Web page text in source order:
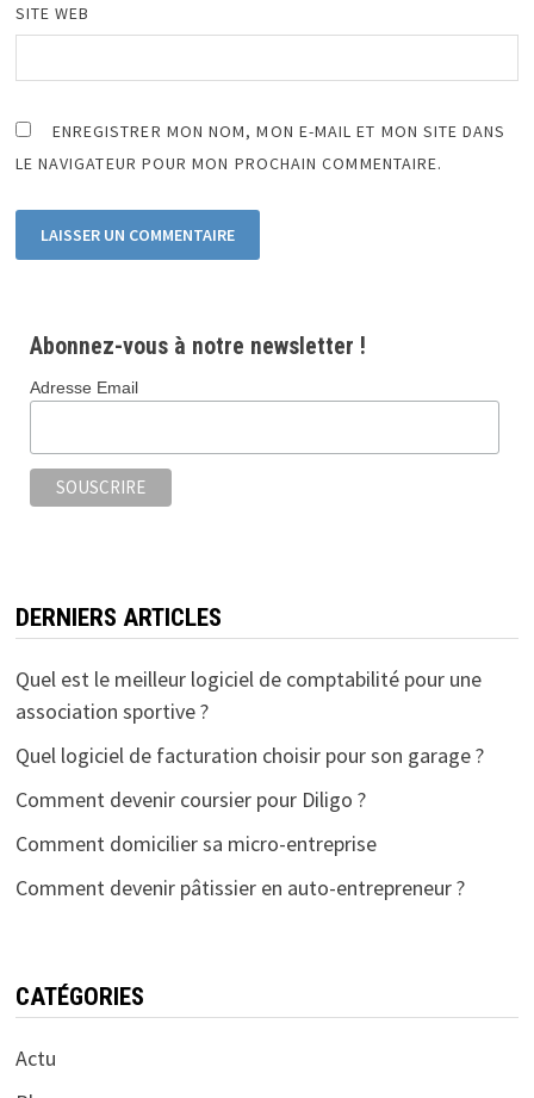
SITE WEB
ENREGISTRER MON NOM, MON E-MAIL ET MON SITE DANS
LE NAVIGATEUR POUR MON PROCHAIN COMMENTAIRE.
Abonnez-vous à notre newsletter !
Adresse Email
DERNIERS ARTICLES
Quel est le meilleur logiciel de comptabilité pour une
association sportive ?
Quel logiciel de facturation choisir pour son garage ?
Comment devenir coursier pour Diligo ?
Comment domicilier sa micro-entreprise
Comment devenir pâtissier en auto-entrepreneur ?
CATÉGORIES
Actu